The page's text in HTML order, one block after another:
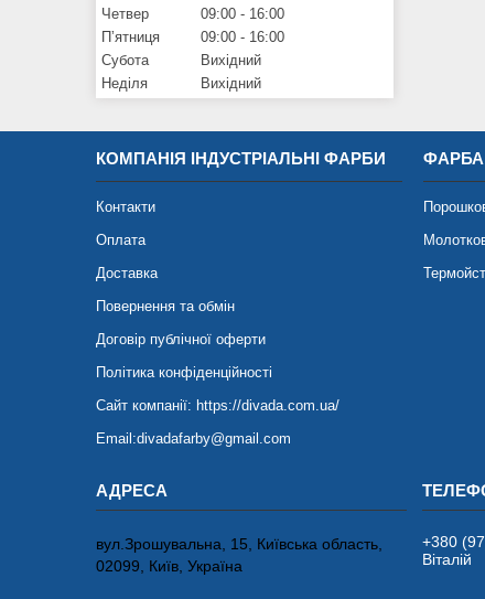
Четвер
09:00
16:00
Пʼятниця
09:00
16:00
Субота
Вихідний
Неділя
Вихідний
КОМПАНІЯ ІНДУСТРІАЛЬНІ ФАРБИ
Контакти
Оплата
Доставка
Повернення та обмін
Договір публічної оферти
Політика конфіденційності
Сайт компанії: https://divada.com.ua/
Email:divadafarby@gmail.com
ФАРБА
вул.Зрошувальна, 15, Київська область,
02099, Київ, Україна
+380
Віталій